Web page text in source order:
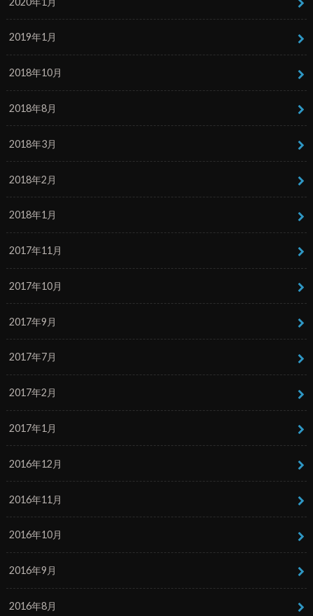
2019年1月
2018年10月
2018年8月
2018年3月
2018年2月
2018年1月
2017年11月
2017年10月
2017年9月
2017年7月
2017年2月
2017年1月
2016年12月
2016年11月
2016年10月
2016年9月
2016年8月